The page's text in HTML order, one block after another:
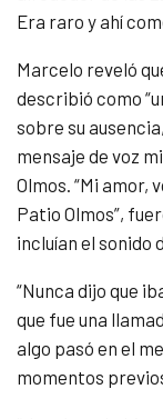
Era raro y ahí
Marcelo reveló
describió como
sobre su
mensaje de voz
Olmos. “Mi amor,
Patio Olmos”,
incluían el sonido
“Nunca dijo que
que fue una
algo pasó en el
momentos